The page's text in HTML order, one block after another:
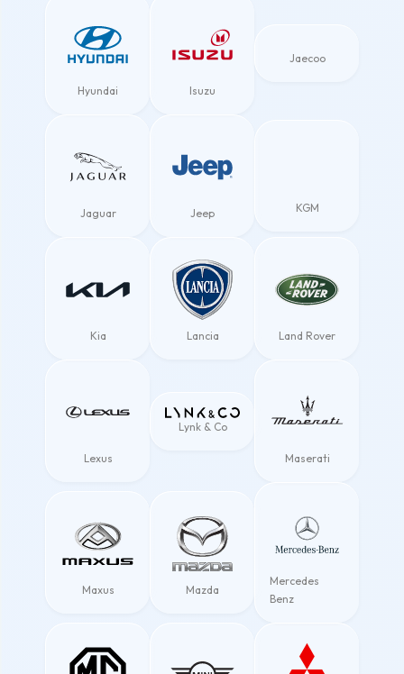
Hyundai Isuzu
Jaecoo
Jaguar Jeep KGM
Kia Lancia Land Rover
Lexus
Lynk & Co
Maserati
Maxus Mazda
Mercedes
Benz